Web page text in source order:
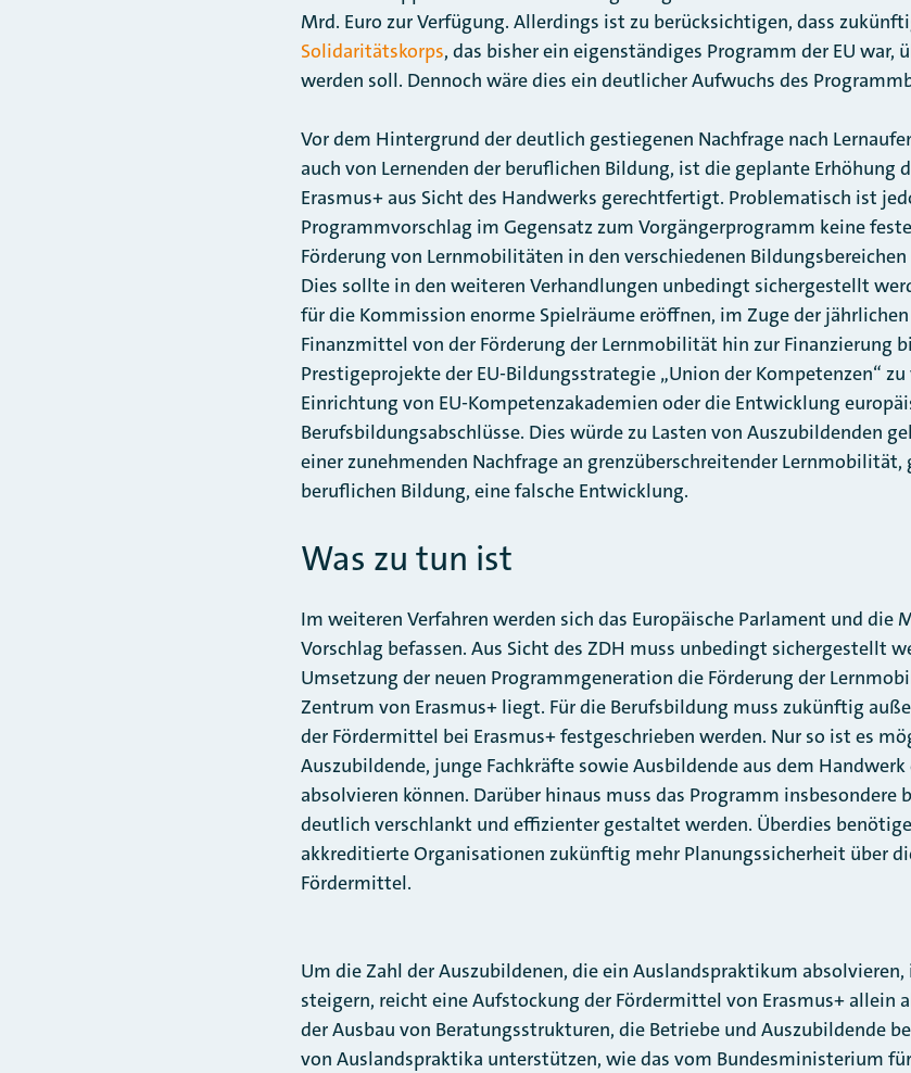
Mrd. Euro zur Verfügung. Allerdings ist zu berücksichtigen, dass
Solidaritätskorps, das bisher ein eigenständiges Programm der EU war,
werden soll. Dennoch wäre dies ein deutlicher Aufwuchs des
Vor dem Hintergrund der deutlich gestiegenen Nachfrage nach
auch von Lernenden der beruflichen Bildung, ist die geplante Erhöhung
Erasmus+ aus Sicht des Handwerks gerechtfertigt. Problematisch ist
Programmvorschlag im Gegensatz zum Vorgängerprogramm keine
Förderung von Lernmobilitäten in den verschiedenen
Dies sollte in den weiteren Verhandlungen unbedingt sichergestellt
für die Kommission enorme Spielräume eröffnen, im Zuge der
Finanzmittel von der Förderung der Lernmobilität hin zur Finanzierung
Prestigeprojekte der EU-Bildungsstrategie „Union der Kompetenzen“ zu
Einrichtung von EU-Kompetenzakademien oder die Entwicklung
Berufsbildungsabschlüsse. Dies würde zu Lasten von Auszubildenden
einer zunehmenden Nachfrage an grenzüberschreitender Lernmobilität,
beruflichen Bildung, eine falsche Entwicklung.
Was zu tun ist
Im weiteren Verfahren werden sich das Europäische Parlament und
Vorschlag befassen. Aus Sicht des ZDH muss unbedingt sichergestellt
Umsetzung der neuen Programmgeneration die Förderung der
Zentrum von Erasmus+ liegt. Für die Berufsbildung muss zukünftig
der Fördermittel bei Erasmus+ festgeschrieben werden. Nur so ist es
Auszubildende, junge Fachkräfte sowie Ausbildende aus dem
absolvieren können. Darüber hinaus muss das Programm
deutlich verschlankt und effizienter gestaltet werden. Überdies
akkreditierte Organisationen zukünftig mehr Planungssicherheit über
Fördermittel.
Um die Zahl der Auszubildenen, die ein Auslandspraktikum
steigern, reicht eine Aufstockung der Fördermittel von Erasmus+ allein
der Ausbau von Beratungsstrukturen, die Betriebe und Auszubildende
von Auslandspraktika unterstützen, wie das vom Bundesministerium